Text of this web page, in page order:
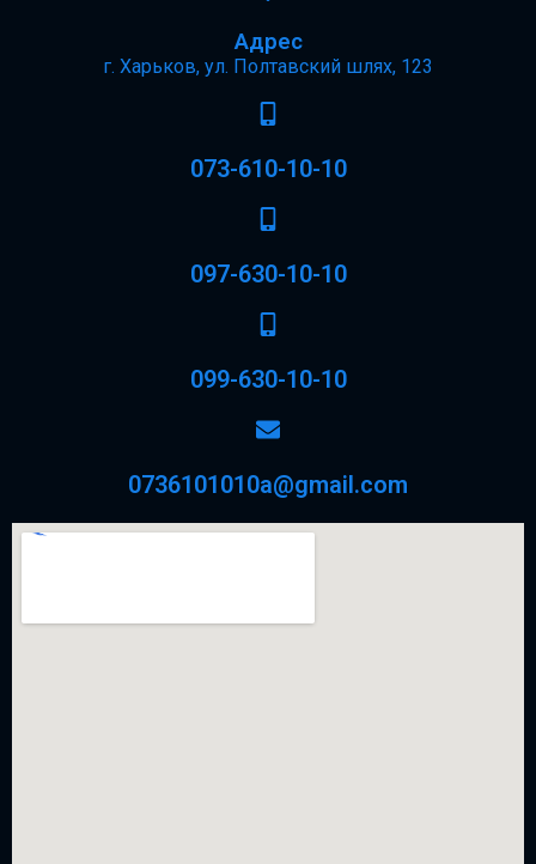
Адрес
г. Харьков, ул. Полтавский шлях, 123
073-610-10-10
097-630-10-10
099-630-10-10
0736101010a@gmail.com